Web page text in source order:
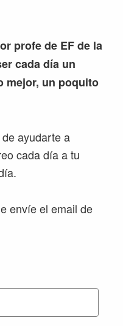
profe de EF de la
cada día un
mejor, un poquito
ayudarte a
cada día a tu
envíe el email de